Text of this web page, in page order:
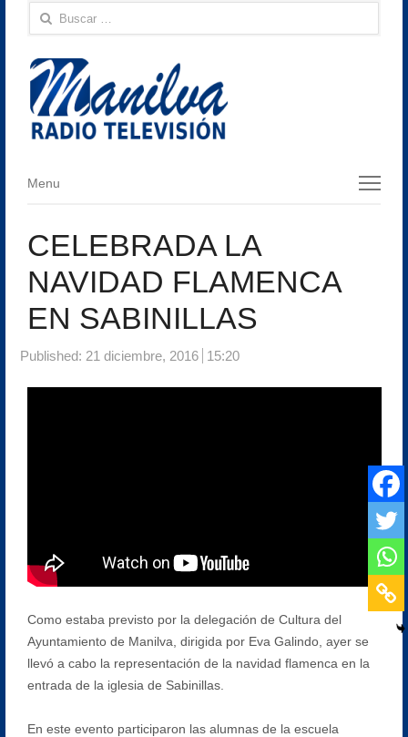
Buscar:
Menu
Menu
CELEBRADA LA
NAVIDAD FLAMENCA
EN SABINILLAS
Published: 21 diciembre, 2016 15:20
Como estaba previsto por la delegación de Cultura del
Ayuntamiento de Manilva, dirigida por Eva Galindo, ayer se
llevó a cabo la representación de la navidad flamenca en la
entrada de la iglesia de Sabinillas.
En este evento participaron las alumnas de la escuela